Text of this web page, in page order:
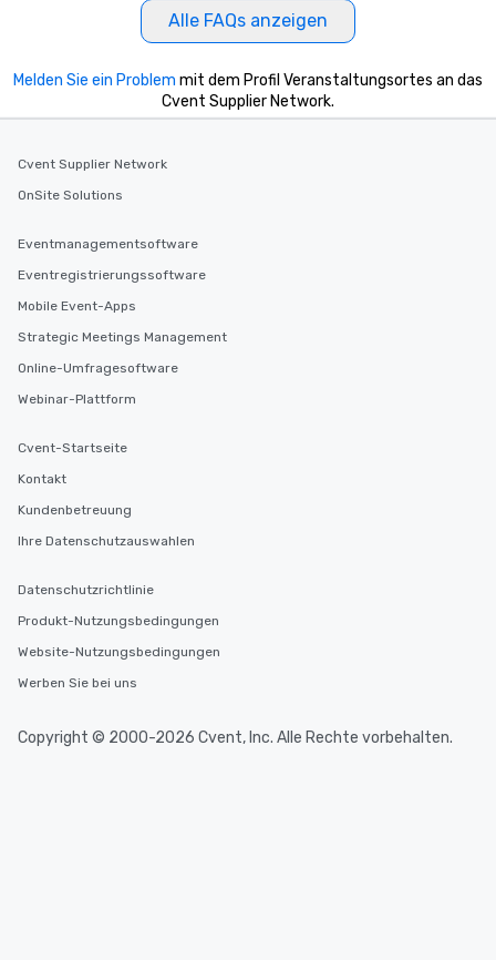
Alle FAQs anzeigen
Melden Sie ein Problem mit dem Profil Veranstaltungsortes an das
Cvent Supplier Network.
Cvent Supplier Network
OnSite Solutions
Eventmanagementsoftware
Eventregistrierungssoftware
Mobile Event-Apps
Strategic Meetings Management
Online-Umfragesoftware
Webinar-Plattform
Cvent-Startseite
Kontakt
Kundenbetreuung
Ihre Datenschutzauswahlen
Datenschutzrichtlinie
Produkt-Nutzungsbedingungen
Website-Nutzungsbedingungen
Werben Sie bei uns
Copyright © 2000-2026 Cvent, Inc. Alle Rechte vorbehalten.